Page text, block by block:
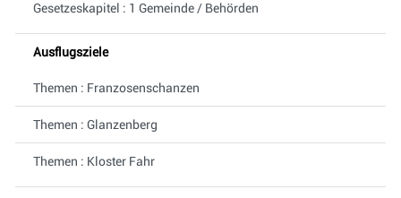
Gesetzeskapitel : 1 Gemeinde / Behörden
Ausflugsziele
Themen : Franzosenschanzen
Themen : Glanzenberg
Themen : Kloster Fahr